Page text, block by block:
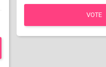
VOTE